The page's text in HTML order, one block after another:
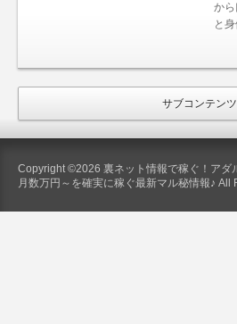
か
と
サブコンテンツ
Copyright ©2026 裏ネット情報で稼ぐ！アダ
月数万円～を確実に稼ぐ最新マル秘情報♪ All